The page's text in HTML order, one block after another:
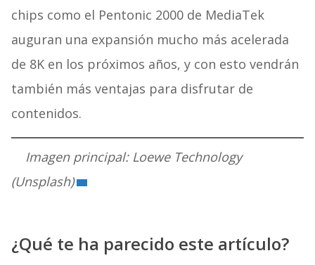
chips como el Pentonic 2000 de MediaTek
auguran una expansión mucho más acelerada
de 8K en los próximos años, y con esto vendrán
también más ventajas para disfrutar de
contenidos.
Imagen principal: Loewe Technology
(Unsplash)
¿Qué te ha parecido este artículo?